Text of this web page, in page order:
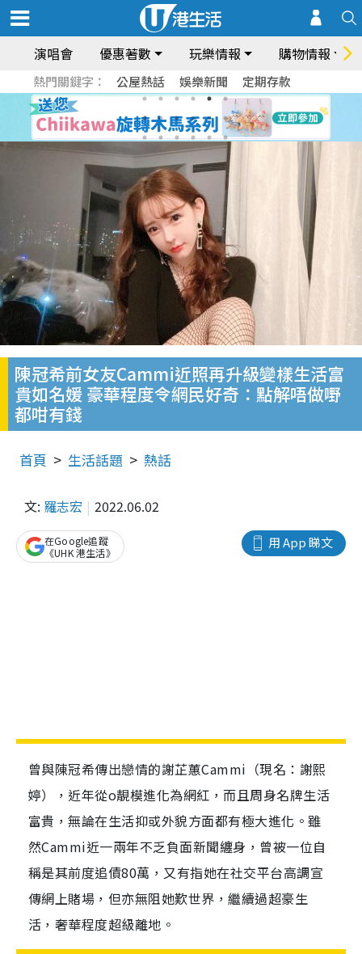
演唱會 優惠著數 玩樂情報 購物情報
熱門關鍵字： 公屋熱話 娛樂新聞 定期存款
陳冠希前女友Cammi近照再升級變樣生活富
貴如名媛 豪華程度令網民好奇：點解唔做嘢
都咁有錢
首頁 生活話題 熱話
文: 羅志宏 2022.06.02
用 App 睇文
在Google追蹤
《UHK 港生活》
曾與陳冠希傳出戀情的謝芷蕙Cammi（現名：謝熙
婷），近年從o靚模進化為網紅，而且周身名牌生活
富貴，無論在生活抑或外貌方面都有極大進化。雖
然Cammi近一兩年不乏負面新聞纏身，曾被一位自
稱是其前度追債80萬，又有指她在社交平台高調宣
傳網上賭場，但亦無阻她歎世界，繼續過超豪生
活，奢華程度超級離地。